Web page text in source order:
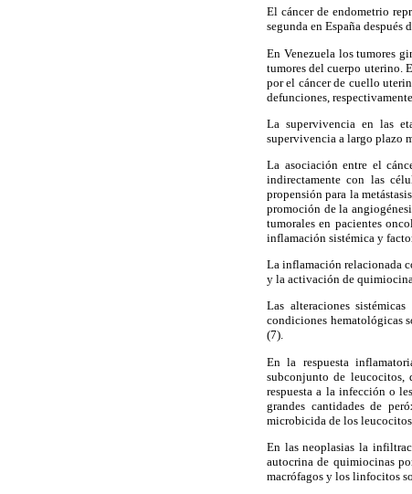
El cáncer de endometrio
segunda en España después
En Venezuela los tumores
tumores del cuerpo uterino.
por el cáncer de cuello
defunciones,
La supervivencia en las
supervivencia a largo plazo
La asociación entre el
indirectamente con las
propensión para la
promoción de la
tumorales en pacientes
inflamación sistémica y
La inflamación relacionada
y la activación de
Las alteraciones
condiciones hematológicas
(7).
En la respuesta
subconjunto de leucocitos,
respuesta a la infección o
grandes cantidades de
microbicida de los leucocitos
En las neoplasias la
autocrina de quimiocinas
macrófagos y los linfocitos